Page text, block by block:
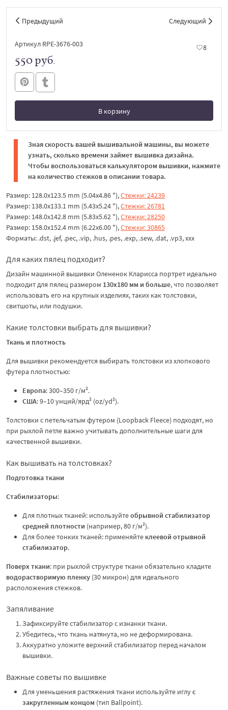
Предыдущий Следующий
Артикул RPE-3676-003 8
550 руб.
В корзину
В корзине
Зная скорость вашей вышивальной машины, вы можете
узнать, сколько времени займет вышивка дизайна.
Чтобы воспользоваться калькулятором вышивки, нажмите
на количество стежков в описании товара.
Размер: 128.0x123.5 mm (5.04x4.86 "),Стежки: 24239
Размер: 138.0x133.1 mm (5.43x5.24 "),Стежки: 26781
Размер: 148.0x142.8 mm (5.83x5.62 "),Стежки: 28250
Размер: 158.0x152.4 mm (6.22x6.00 "),Стежки: 30865
Форматы: .dst, .jef, .pec, .vip, .hus, .pes, .exp, .sew, .dat, .vp3, xxx
Для каких пялец подходит?
Дизайн машинной вышивки Олененок Кларисса портрет идеально
подходит для пялец размером 130х180 мм и больше, что позволяет
использовать его на крупных изделиях, таких как толстовки,
свитшоты, или подушки.
Какие толстовки выбрать для вышивки?
Ткань и плотность
Для вышивки рекомендуется выбирать толстовки из хлопкового
футера плотностью:
Европа: 300–350 г/м².
США: 9–10 унций/ярд² (oz/yd²).
Толстовки с петельчатым футером (Loopback Fleece) подходят, но
при рыхлой петле важно учитывать дополнительные шаги для
качественной вышивки.
Как вышивать на толстовках?
Подготовка ткани
Стабилизаторы:
Для плотных тканей: используйтеобрывной стабилизатор
средней плотности (например, 80 г/м²).
Для более тонких тканей: применяйте клеевой отрывной
стабилизатор.
Поверх ткани: при рыхлой структуре ткани обязательно кладите
водорастворимую пленку (30 микрон) для идеального
расположения стежков.
Запяливание
Зафиксируйте стабилизатор с изнанки ткани.
Убедитесь, что ткань натянута, но не деформирована.
Аккуратно уложите верхний стабилизатор перед началом
вышивки.
Важные советы по вышивке
Для уменьшения растяжения ткани используйте иглус
закругленным концом (тип Ballpoint).